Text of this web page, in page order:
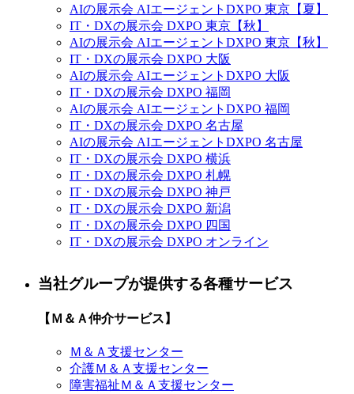
AIの展示会 AIエージェントDXPO 東京【夏】
IT・DXの展示会 DXPO 東京【秋】
AIの展示会 AIエージェントDXPO 東京【秋】
IT・DXの展示会 DXPO 大阪
AIの展示会 AIエージェントDXPO 大阪
IT・DXの展示会 DXPO 福岡
AIの展示会 AIエージェントDXPO 福岡
IT・DXの展示会 DXPO 名古屋
AIの展示会 AIエージェントDXPO 名古屋
IT・DXの展示会 DXPO 横浜
IT・DXの展示会 DXPO 札幌
IT・DXの展示会 DXPO 神戸
IT・DXの展示会 DXPO 新潟
IT・DXの展示会 DXPO 四国
IT・DXの展示会 DXPO オンライン
当社グループが提供する各種サービス
【Ｍ＆Ａ仲介サービス】
Ｍ＆Ａ支援センター
介護Ｍ＆Ａ支援センター
障害福祉Ｍ＆Ａ支援センター